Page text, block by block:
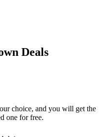
Deals
choice, and you will get the
one for free.